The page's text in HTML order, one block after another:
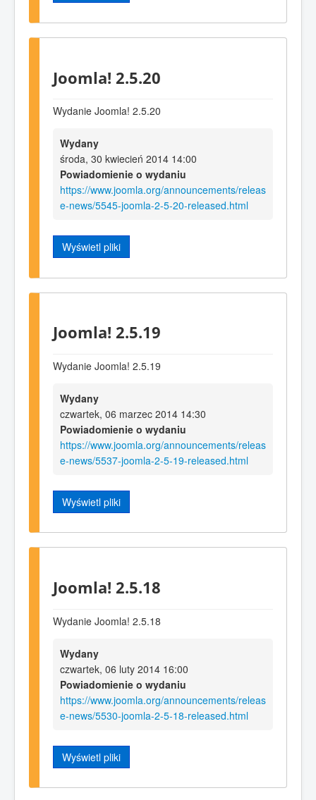
Joomla! 2.5.20
Wydanie Joomla! 2.5.20
Wydany
środa, 30 kwiecień 2014 14:00
Powiadomienie o wydaniu
https://www.joomla.org/announcements/releas
e-news/5545-joomla-2-5-20-released.html
Wyświetl pliki
Joomla! 2.5.19
Wydanie Joomla! 2.5.19
Wydany
czwartek, 06 marzec 2014 14:30
Powiadomienie o wydaniu
https://www.joomla.org/announcements/releas
e-news/5537-joomla-2-5-19-released.html
Wyświetl pliki
Joomla! 2.5.18
Wydanie Joomla! 2.5.18
Wydany
czwartek, 06 luty 2014 16:00
Powiadomienie o wydaniu
https://www.joomla.org/announcements/releas
e-news/5530-joomla-2-5-18-released.html
Wyświetl pliki